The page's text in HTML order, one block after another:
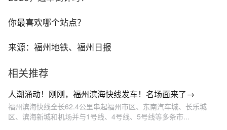
你最喜欢哪个站点？
来源：福州地铁、福州日报
相关推荐
人潮涌动！刚刚，福州滨海快线发车！名场面来了→
福州滨海快线全长62.4公里串起福州市区、东南汽车城、长乐城
区、滨海新城和机场并与1号线、4号线、5号线等多条市...